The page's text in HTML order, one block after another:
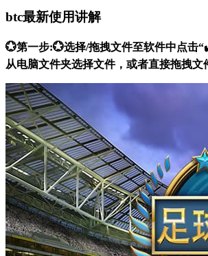
btc最新使用讲解
💮第一步:💮选择/拖拽文件至软件中点击
从电脑文件夹选择文件，或者直接拖拽文